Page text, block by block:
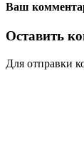
Ваш
Оставить
Для отправки